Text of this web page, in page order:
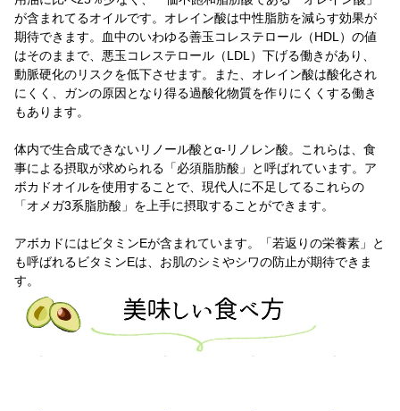
が含まれてるオイルです。オレイン酸は中性脂肪を減らす効果が
期待できます。血中のいわゆる善玉コレステロール（HDL）の値
はそのままで、悪玉コレステロール（LDL）下げる働きがあり、
動脈硬化のリスクを低下させます。また、オレイン酸は酸化され
にくく、ガンの原因となり得る過酸化物質を作りにくくする働き
もあります。
体内で生合成できないリノール酸とα-リノレン酸。これらは、食
事による摂取が求められる「必須脂肪酸」と呼ばれています。ア
ボカドオイルを使用することで、現代人に不足してるこれらの
「オメガ3系脂肪酸」を上手に摂取することができます。
アボカドにはビタミンEが含まれています。「若返りの栄養素」と
も呼ばれるビタミンEは、お肌のシミやシワの防止が期待できま
す。